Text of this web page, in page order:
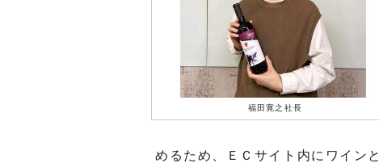
福田寛之社長
めるため、ＥＣサイト内にワイン